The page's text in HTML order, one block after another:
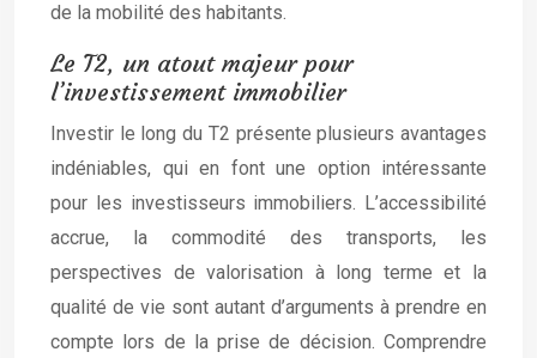
de la mobilité des habitants.
Le T2, un atout majeur pour
l’investissement immobilier
Investir le long du T2 présente plusieurs avantages
indéniables, qui en font une option intéressante
pour les investisseurs immobiliers. L’accessibilité
accrue, la commodité des transports, les
perspectives de valorisation à long terme et la
qualité de vie sont autant d’arguments à prendre en
compte lors de la prise de décision. Comprendre